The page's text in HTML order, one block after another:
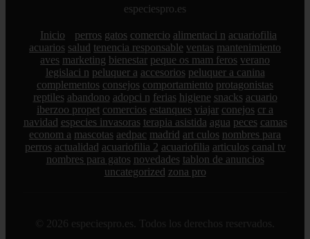
especiespro.es
Inicio perros gatos comercio alimentaci n acuariofilia
acuarios salud tenencia responsable ventas mantenimiento
aves marketing bienestar peque os mam feros verano
legislaci n peluquer a accesorios peluquer a canina
complementos consejos comportamiento protagonistas
reptiles abandono adopci n ferias higiene snacks acuario
iberzoo propet comercios estanques viajar conejos cr a
navidad especies invasoras terapia asistida agua peces camas
econom a mascotas aedpac madrid art culos nombres para
perros actualidad acuariofilia 2 acuariofilia articulos canal tv
nombres para gatos novedades tablon de anuncios
uncategorized zona pro
© 2026 especiespro.es. Todos los derechos reservados.